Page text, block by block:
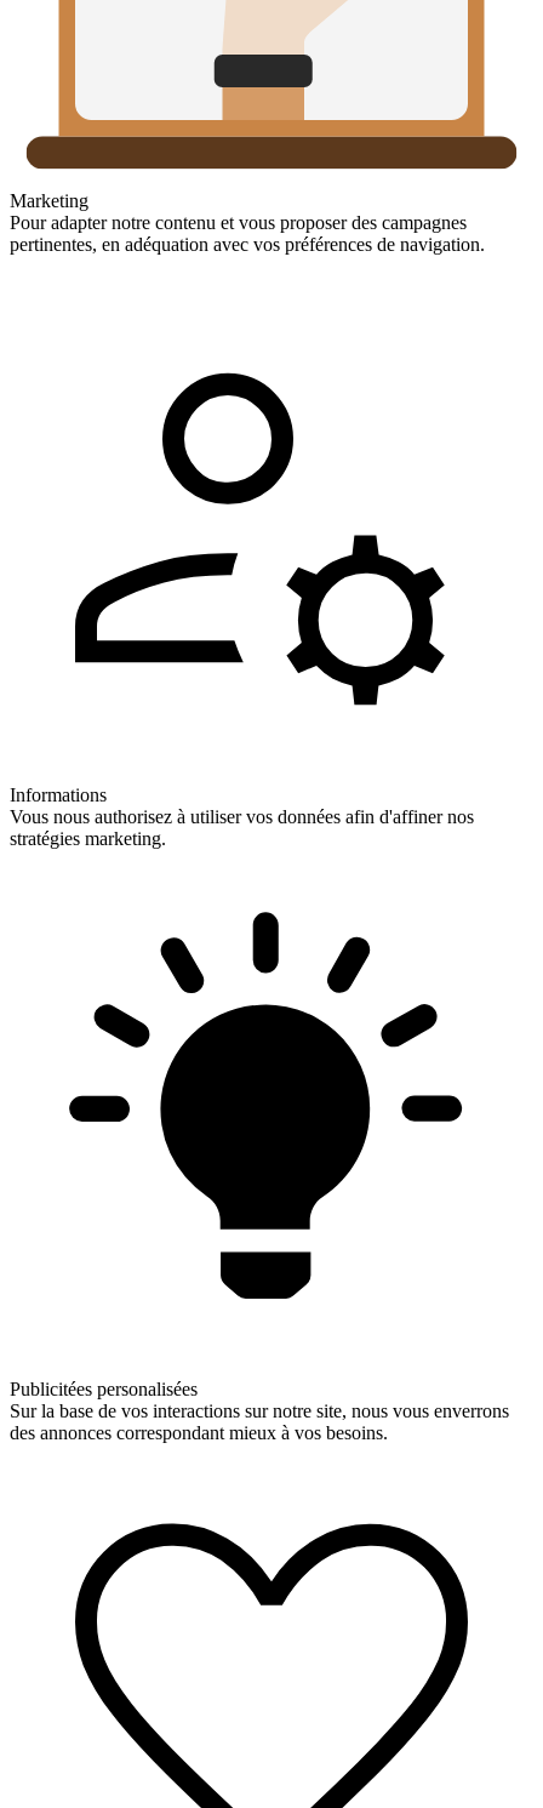
Marketing
Pour adapter notre contenu et vous proposer des campagnes
pertinentes, en adéquation avec vos préférences de navigation.
Informations
Vous nous authorisez à utiliser vos données afin d'affiner nos
stratégies marketing.
Publicitées personalisées
Sur la base de vos interactions sur notre site, nous vous enverrons
des annonces correspondant mieux à vos besoins.